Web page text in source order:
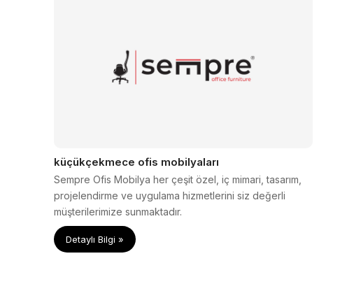
küçükçekmece ofis mobilyaları
Sempre Ofis Mobilya her çeşit özel, iç mimari, tasarım,
projelendirme ve uygulama hizmetlerini siz değerli
müşterilerimize sunmaktadır.
Detaylı Bilgi »